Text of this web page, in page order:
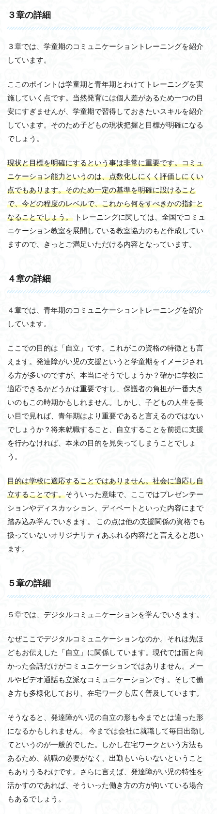
３章の詳細
３章では、学童期のコミュニケーショントレーニングを紹介
しています。
ここのポイントは学童期と青年期とわけてトレーニングを実
施していく点です。当然発育には個人差があるため一つの目
安にすぎませんが、学童期で習得しておきたいスキルを紹介
しています。そのため子どもの現状把握と目標が明確になる
でしょう。
現状と目標を明確にするという事は非常に重要です。コミュ
ニケーション能力というのは、点数化しにくく評価しにくい
点でもあります。そのため一定の基準を明確に設けること
で、今どの程度のレベルで、これから何をすべきかの指針と
なることでしょう。 トレーニングに関しては、全国でコミュ
ニケーション教室を展開している教室協力のもと作成してい
ますので、きっとご満足いただける内容となっています。
４章の詳細
４章では、青年期のコミュニケーショントレーニングを紹介
しています。
ここでの目的は「自立」です。これがこの資格の特徴とも言
えます。発達障がい児の支援というと学童期をイメージされ
る方が多いのですが、本当にそうでしょうか？確かに学校に
適応できるかどうかは重要ですし、保護者の負担が一番大き
いのもこの時期かもしれません。しかし、子どもの人生を長
い目で見れば、青年期はより重要であると言えるのではない
でしょうか？将来就職すること、自立することを前提に支援
を行わなければ、本来の目的を見失ってしまうことでしょ
う。
目的は学校に適応することではありません。社会に適応し自
立することです。そういった意味で、ここではプレゼンテー
ションやディスカッション、ディベートといった内容にまで
踏み込み学んでいきます。 この点は他の支援関係の資格でも
扱っていないオリジナリティあふれる内容だと言えると思い
ます。
５章の詳細
５章では、デジタルコミュニケーションを学んでいきます。
なぜここでデジタルコミュニケーションなのか。それは先ほ
どもお伝えした「自立」に関係しています。現代では面と向
かった会話だけがコミュニケーションではありません。メー
ルやビデオ通話も立派なコミュニケーションです。そして働
き方も多様化しており、在宅ワークも広く普及しています。
そうなると、発達障がい児の自立の形も今までとは違った形
になるかもしれません。 今までは会社に就職して毎日出勤し
てというのが一般的でした。しかし在宅ワークという方法も
あるため、就職の必要がなく、出勤もいらいないということ
もありうるわけです。さらに言えば、発達障がい児の特性を
活かすのであれば、そういった働き方の方が向いている場合
もあるでしょう。